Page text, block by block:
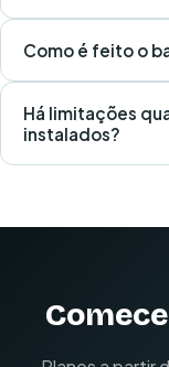
Como é feito o
Há limitações
instalados?